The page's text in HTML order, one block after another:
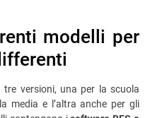
modelli per
tre versioni, una per la scuola
media e l’altra anche per gli